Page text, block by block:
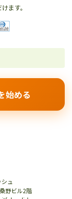
ます。
始める
ュ
野ビル2階